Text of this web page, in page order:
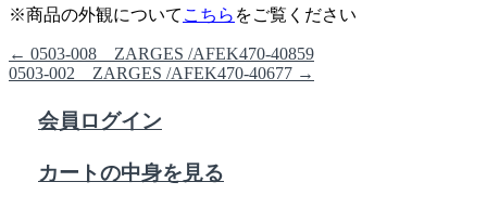
※商品の外観について こちら をご覧ください
← 0503-008 ZARGES /AFEK470-40859
0503-002 ZARGES /AFEK470-40677 →
会員ログイン
カートの中身を見る